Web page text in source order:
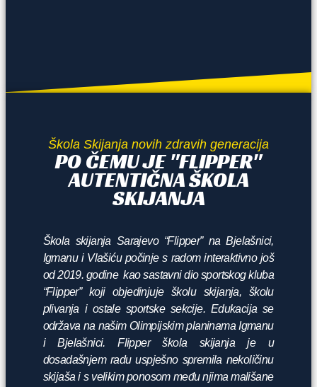
Škola Skijanja novih zdravih generacija
PO ČEMU JE "FLIPPER"
AUTENTIČNA ŠKOLA
SKIJANJA
Škola skijanja Sarajevo “Flipper” na Bjelašnici,
Igmanu i Vlašiću počinje s radom interaktivno još
od 2019. godine kao sastavni dio sportskog kluba
“Flipper” koji objedinjuje školu skijanja, školu
plivanja i ostale sportske sekcije. Edukacija se
održava na našim Olimpijskim planinama Igmanu
i Bjelašnici. Flipper škola skijanja je u
dosadašnjem radu uspješno spremila nekoličinu
skijaša i s velikim ponosom među njima mališane